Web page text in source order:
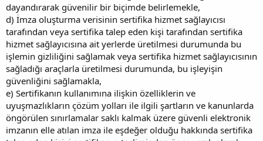
dayandırarak güvenilir bir biçimde belirlemekle,
d) İmza oluşturma verisinin sertifika hizmet sağlayıcısı
tarafından veya sertifika talep eden kişi tarafından sertifika
hizmet sağlayıcısına ait yerlerde üretilmesi durumunda bu
işlemin gizliliğini sağlamak veya sertifika hizmet sağlayıcısının
sağladığı araçlarla üretilmesi durumunda, bu işleyişin
güvenliğini sağlamakla,
e) Sertifikanın kullanımına ilişkin özelliklerin ve
uyuşmazlıkların çözüm yolları ile ilgili şartların ve kanunlarda
öngörülen sınırlamalar saklı kalmak üzere güvenli elektronik
imzanın elle atılan imza ile eşdeğer olduğu hakkında sertifika